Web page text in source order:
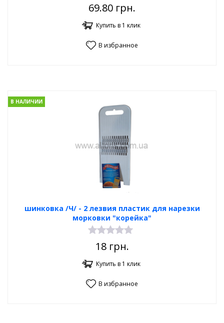
69.80 грн.
Купить в 1 клик
В избранное
шинковка /Ч/ - 2 лезвия пластик для нарезки
морковки "корейка"
В НАЛИЧИИ
18грн.
Купить в 1 клик
В избранное